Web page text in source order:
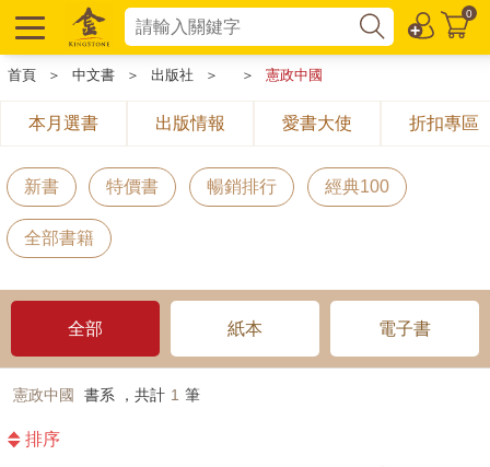
0
首頁 ＞ 中文書 ＞ 出版社 ＞ ＞ 憲政中國
本月選書 出版情報 愛書大使 折扣專區
新書 特價書 暢銷排行 經典100
全部書籍
全部 紙本 電子書
憲政中國 書系 ，共計 1 筆
排序